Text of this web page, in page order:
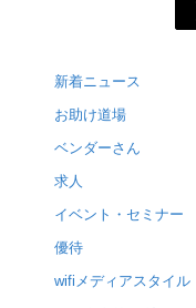
新着ニュース
お助け道場
ベンダーさん
求人
イベント・セミナー
優待
wifiメディアスタイル